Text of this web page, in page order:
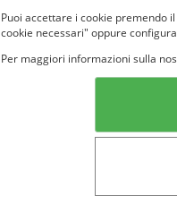
Puoi accettare i cookie premendo
cookie necessari" oppure
Per maggiori informazioni sulla